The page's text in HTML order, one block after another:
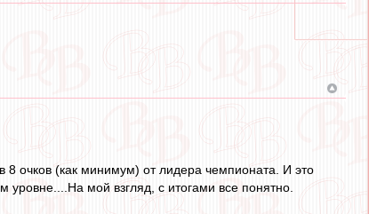
8 очков (как минимум) от лидера чемпионата. И это
уровне....На мой взгляд, с итогами все понятно.